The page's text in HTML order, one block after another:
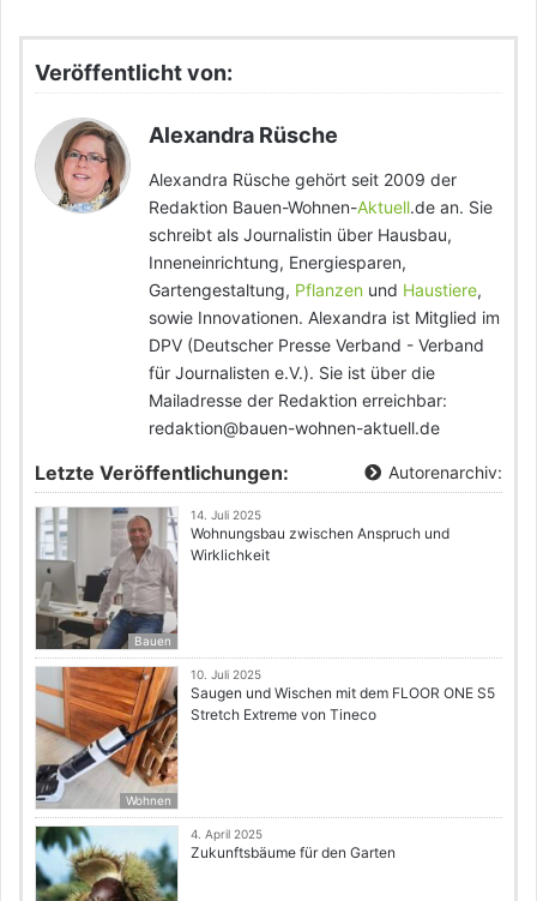
Veröffentlicht von:
Alexandra Rüsche
Alexandra Rüsche gehört seit 2009 der
Redaktion Bauen-Wohnen-Aktuell.de an. Sie
schreibt als Journalistin über Hausbau,
Inneneinrichtung, Energiesparen,
Gartengestaltung, Pflanzen und Haustiere,
sowie Innovationen. Alexandra ist Mitglied im
DPV (Deutscher Presse Verband - Verband
für Journalisten e.V.). Sie ist über die
Mailadresse der Redaktion erreichbar:
redaktion@bauen-wohnen-aktuell.de
Letzte Veröffentlichungen: Autorenarchiv:
Bauen
14. Juli 2025
Wohnungsbau zwischen Anspruch und
Wirklichkeit
Wohnen
10. Juli 2025
Saugen und Wischen mit dem FLOOR ONE S5
Stretch Extreme von Tineco
4. April 2025
Zukunftsbäume für den Garten